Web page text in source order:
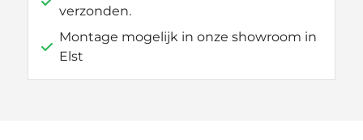
verzonden.
Montage mogelijk in onze showroom in
Elst